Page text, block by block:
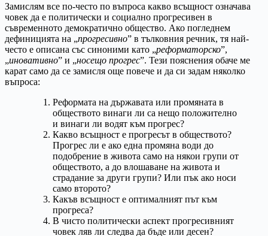
Замислям все по-често по въпроса какво всъщност означава
човек да е политически и социално прогресивен в
съвременното демократично общество. Ако погледнем
дефиницията на „прогресивно” в тълковния речник, тя най-
често е описана със синоними като „реформаторско”,
„иновативно” и „носещо прогрес”. Тези пояснения обаче ме
карат само да се замисля още повече и да си задам няколко
въпроса:
Реформата на държавата или промяната в
обществото винаги ли са нещо положително
и винаги ли водят към прогрес?
Какво всъщност е прогресът в обществото?
Прогрес ли е ако една промяна води до
подобрение в живота само на някои групи от
обществото, а до влошаване на живота и
страдание за други групи? Или пък ако носи
само второто?
Какъв всъщност е оптималният път към
прогреса?
В чисто политически аспект прогресивният
човек ляв ли следва да бъде или десен?